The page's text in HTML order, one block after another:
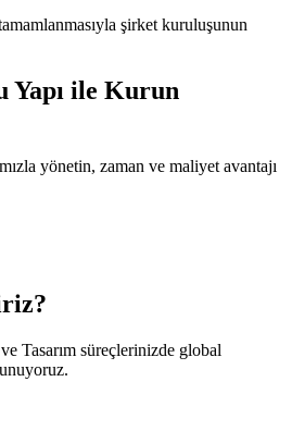
şirket kuruluşunun
Yapı ile Kurun
yönetin, zaman ve maliyet avantajı
Tasarım süreçlerinizde global